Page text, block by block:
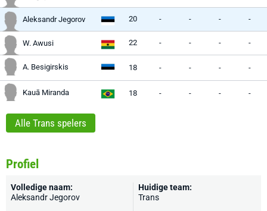
Aleksandr Jegorov 20 - - - -
W. Awusi 22 - - - -
A. Besigirskis 18 - - - -
Kauā Miranda 18 - - - -
Alle Trans spelers
Profiel
Volledige naam:
Aleksandr Jegorov
Huidige team:
Trans